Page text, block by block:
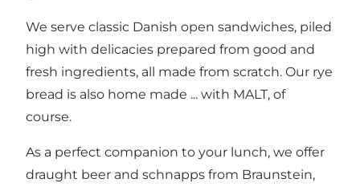
We serve classic Danish open sandwiches, piled
high with delicacies prepared from good and
fresh ingredients, all made from scratch. Our rye
bread is also home made ... with MALT, of
course.
As a perfect companion to your lunch, we offer
draught beer and schnapps from Braunstein,